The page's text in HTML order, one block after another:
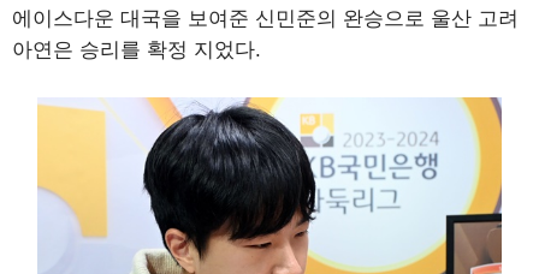
에이스다운 대국을 보여준 신민준의 완승으로 울산 고려
아연은 승리를 확정 지었다.